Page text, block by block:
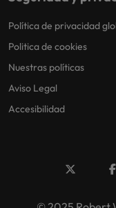
Política de privacidad
Politica de cookies
Nuestras políticas
Aviso Legal
Accesibilidad